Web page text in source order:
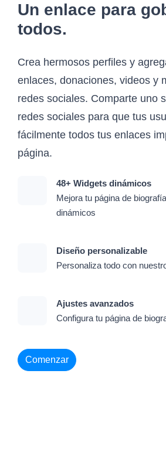
Un enlace para
todos.
Crea hermosos perfiles y
enlaces, donaciones, videos y
redes sociales. Comparte uno
redes sociales para que tus
fácilmente todos tus enlaces
página.
48+ Widgets dinámicos
Mejora tu página de
dinámicos
Diseño personalizable
Personaliza todo con
Ajustes avanzados
Configura tu página de
Comenzar